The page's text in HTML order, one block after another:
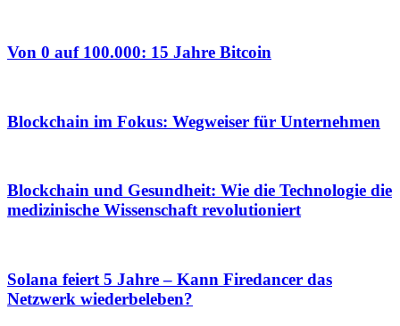
Von 0 auf 100.000: 15 Jahre Bitcoin
Blockchain im Fokus: Wegweiser für Unternehmen
Blockchain und Gesundheit: Wie die Technologie die
medizinische Wissenschaft revolutioniert
Solana feiert 5 Jahre – Kann Firedancer das
Netzwerk wiederbeleben?